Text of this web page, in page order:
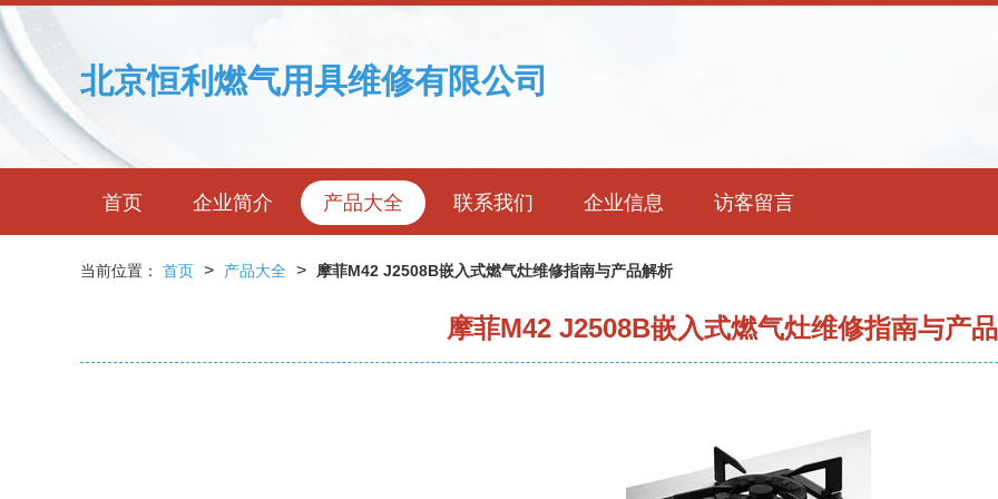
北京恒利燃气用具维修有限公司
首页 企业简介 产品大全 联系我们 企业信息 访客留言
当前位置： 首页 > 产品大全 > 摩菲M42 J2508B嵌入式燃气灶维修指南与产品解析
摩菲M42 J2508B嵌入式燃气灶维修指南与产